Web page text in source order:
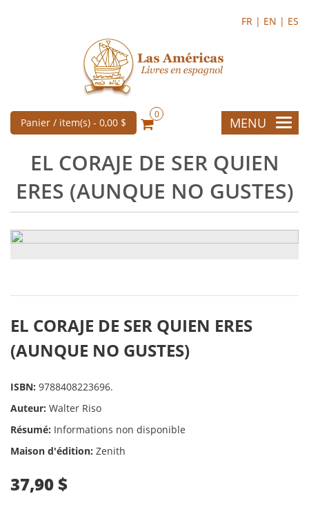
FR | EN | ES
Panier / item(s) - 0,00 $
0
MENU
EL CORAJE DE SER QUIEN
ERES (AUNQUE NO GUSTES)
EL CORAJE DE SER QUIEN ERES
(AUNQUE NO GUSTES)
ISBN: 9788408223696.
Auteur: Walter Riso
Résumé: Informations non disponible
Maison d'édition: Zenith
37,90 $